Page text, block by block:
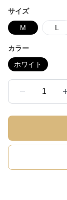
サイズ
M L
カラー
ホワイト
1